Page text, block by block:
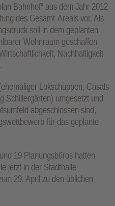
Bahnhof“ aus dem Jahr 2012
des Gesamt-Areals vor. Als
soll in dem geplanten
Wohnraum geschaffen
Nachhaltigkeit
Lokschuppen, Casals
Schillergärten) umgesetzt und
abgeschlossen sind,
für das geplante
19 Planungsbüros hatten
jetzt in der Stadthalle
29. April zu den üblichen